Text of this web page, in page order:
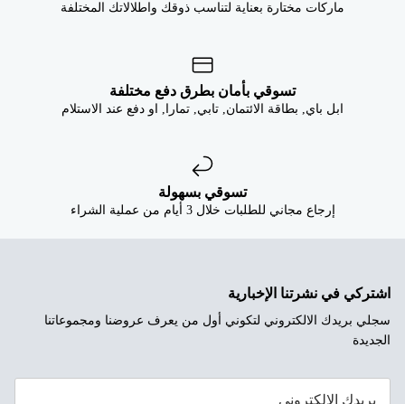
ماركات مختارة بعناية لتناسب ذوقك واطلالاتك المختلفة
تسوقي بأمان بطرق دفع مختلفة
ابل باي, بطاقة الائتمان, تابي, تمارا, او دفع عند الاستلام
تسوقي بسهولة
إرجاع مجاني للطلبات خلال 3 أيام من عملية الشراء
اشتركي في نشرتنا الإخبارية
سجلي بريدك الالكتروني لتكوني أول من يعرف عروضنا ومجموعاتنا
الجديدة